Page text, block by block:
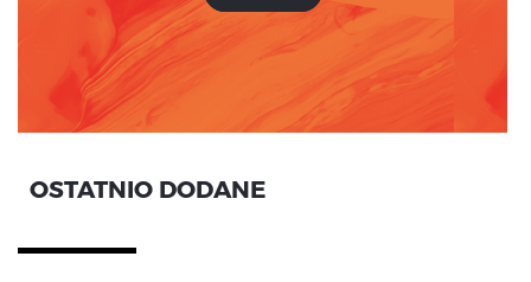
OSTATNIO DODANE